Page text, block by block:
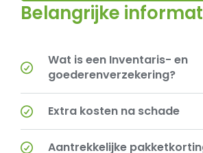
Belangrijke
Wat is een Inventaris- en
goederenverzekering?
Extra kosten na schade
Aantrekkelijke